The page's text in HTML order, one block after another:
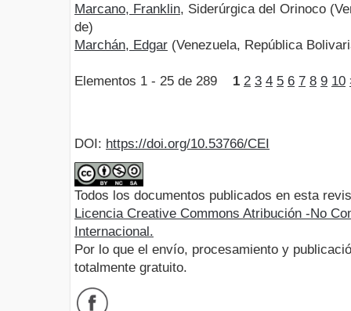
Marcano, Franklin, Siderúrgica del Orinoco
de)
Marchán, Edgar (Venezuela, República
Elementos 1 - 25 de 289 1 2 3 4 5 6 7 8 9 10
DOI: https://doi.org/10.53766/CEI
Todos los documentos publicados en esta
Licencia Creative Commons Atribución -No
Internacional.
Por lo que el envío, procesamiento y
totalmente gratuito.